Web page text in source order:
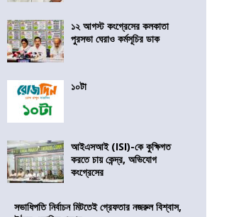
১২ আগস্ট কংগ্রেসের কলকাতা
পুরসভা ঘেরাও কর্মসূচির ডাক
১০টা
আইএসআই (ISI)-কে কুক্ষিগত
করতে চায় কেন্দ্র, অভিযোগ
কংগ্রেসের
সভাধিপতি নির্বাচন মিটতেই গ্রেফতার নজরুল বিশ্বাস,